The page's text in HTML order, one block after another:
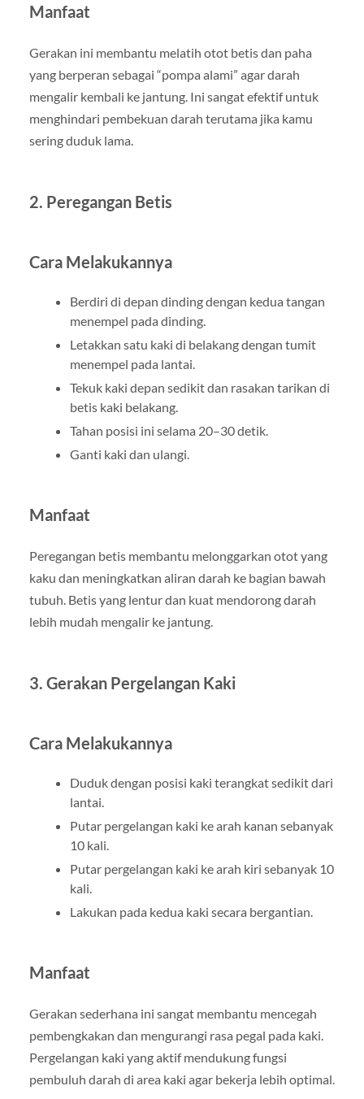
Manfaat
Gerakan ini membantu melatih otot betis dan paha
yang berperan sebagai “pompa alami” agar darah
mengalir kembali ke jantung. Ini sangat efektif untuk
menghindari pembekuan darah terutama jika kamu
sering duduk lama.
2. Peregangan Betis
Cara Melakukannya
Berdiri di depan dinding dengan kedua tangan
menempel pada dinding.
Letakkan satu kaki di belakang dengan tumit
menempel pada lantai.
Tekuk kaki depan sedikit dan rasakan tarikan di
betis kaki belakang.
Tahan posisi ini selama 20–30 detik.
Ganti kaki dan ulangi.
Manfaat
Peregangan betis membantu melonggarkan otot yang
kaku dan meningkatkan aliran darah ke bagian bawah
tubuh. Betis yang lentur dan kuat mendorong darah
lebih mudah mengalir ke jantung.
3. Gerakan Pergelangan Kaki
Cara Melakukannya
Duduk dengan posisi kaki terangkat sedikit dari
lantai.
Putar pergelangan kaki ke arah kanan sebanyak
10 kali.
Putar pergelangan kaki ke arah kiri sebanyak 10
kali.
Lakukan pada kedua kaki secara bergantian.
Manfaat
Gerakan sederhana ini sangat membantu mencegah
pembengkakan dan mengurangi rasa pegal pada kaki.
Pergelangan kaki yang aktif mendukung fungsi
pembuluh darah di area kaki agar bekerja lebih optimal.